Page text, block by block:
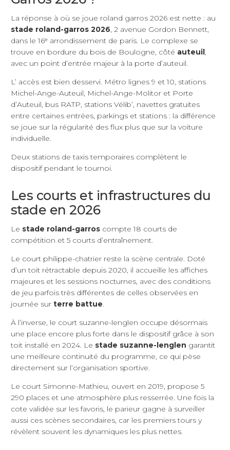
La réponse à où se joue roland garros 2026 est nette : au
stade roland-garros 2026, 2 avenue Gordon Bennett,
dans le 16ᵉ arrondissement de paris. Le complexe se
trouve en bordure du bois de Boulogne, côté auteuil,
avec un point d’entrée majeur à la porte d’auteuil.
L’ accès est bien desservi. Métro lignes 9 et 10, stations
Michel-Ange-Auteuil, Michel-Ange-Molitor et Porte
d’Auteuil, bus RATP, stations Vélib’, navettes gratuites
entre certaines entrées, parkings et stations : la différence
se joue sur la régularité des flux plus que sur la voiture
individuelle.
Deux stations de taxis temporaires complètent le
dispositif pendant le tournoi.
Les courts et infrastructures du
stade en 2026
Le stade roland-garros compte 18 courts de
compétition et 5 courts d’entraînement.
Le court philippe-chatrier reste la scène centrale. Doté
d’un toit rétractable depuis 2020, il accueille les affiches
majeures et les sessions nocturnes, avec des conditions
de jeu parfois très différentes de celles observées en
journée sur terre battue.
À l’inverse, le court suzanne-lenglen occupe désormais
une place encore plus forte dans le dispositif grâce à son
toit installé en 2024. Le stade suzanne-lenglen garantit
une meilleure continuité du programme, ce qui pèse
directement sur l’organisation sportive.
Le court Simonne-Mathieu, ouvert en 2019, propose 5
290 places et une atmosphère plus resserrée. Une fois la
cote validée sur les favoris, le parieur gagne à surveiller
aussi ces scènes secondaires, car les premiers tours y
révèlent souvent les dynamiques les plus nettes.